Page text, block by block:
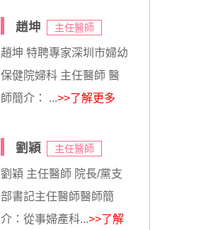
趙坤 主任醫師
趙坤 特聘專家深圳市婦幼
保健院婦科 主任醫師 醫
師簡介： ...>>了解更多
劉穎 主任醫師
劉穎 主任醫師 院長/黨支
部書記主任醫師醫師簡
介：從事婦產科...>>了解